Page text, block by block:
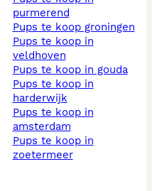
purmerend
pups te koop groningen
pups te koop in
veldhoven
pups te koop in gouda
pups te koop in
harderwijk
pups te koop in
amsterdam
pups te koop in
zoetermeer